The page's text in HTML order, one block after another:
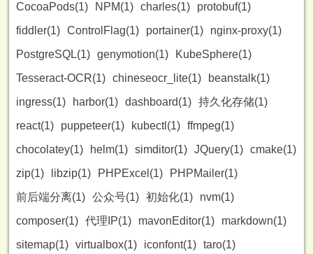
CocoaPods(1)
NPM(1) charles(1)
protobuf(1)
fiddler(1) ControlFlag(1) portainer(1)
nginx-proxy(1)
PostgreSQL(1) genymotion(1)
KubeSphere(1)
Tesseract-OCR(1) chineseocr_lite(1)
beanstalk(1)
ingress(1)
harbor(1) dashboard(1) 持久化存储(1)
react(1)
puppeteer(1) kubectl(1) ffmpeg(1)
chocolatey(1)
helm(1) simditor(1) JQuery(1) cmake(1)
zip(1)
libzip(1) PHPExcel(1)
PHPMailer(1)
前后端分离(1) 公众号(1) 初始化(1)
nvm(1)
composer(1) 代理IP(1) mavonEditor(1)
markdown(1)
sitemap(1) virtualbox(1) iconfont(1) taro(1)